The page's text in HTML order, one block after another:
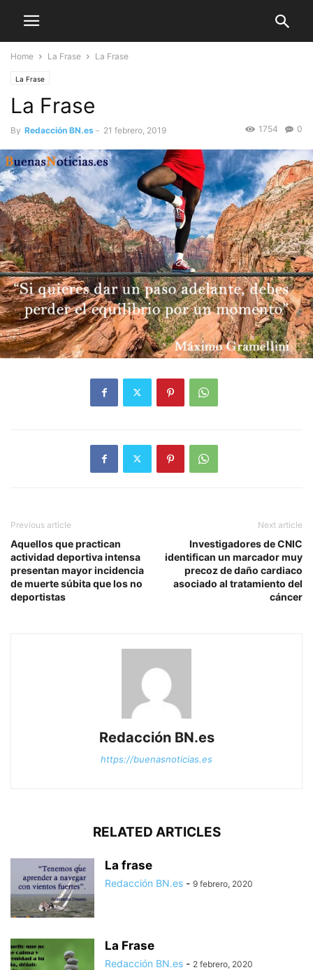
Home La Frase La Frase
La Frase
La Frase
By Redacción BN.es - 21 febrero, 2019 0
1754
Previous article
Aquellos que practican
actividad deportiva intensa
presentan mayor incidencia
de muerte súbita que los no
deportistas
Next article
Investigadores de CNIC
identifican un marcador muy
precoz de daño cardiaco
asociado al tratamiento del
cáncer
Redacción BN.es
https://buenasnoticias.es
RELATED ARTICLES
La frase
Redacción BN.es - 9 febrero, 2020
La Frase
Redacción BN.es - 2 febrero, 2020